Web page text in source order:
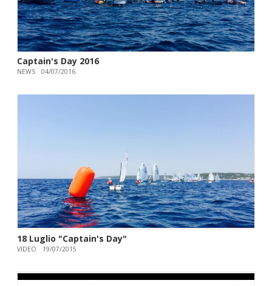
Captain's Day 2016
NEWS 04/07/2016
18 Luglio "Captain's Day"
VIDEO 19/07/2015